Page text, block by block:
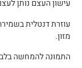
עישון העצם נותן
עוזרת דנטלית
מזון.
התמונה להמחשה